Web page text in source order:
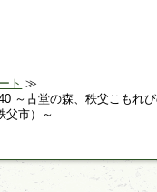
ト
～古堂の森、秩父こもれ
父市）～